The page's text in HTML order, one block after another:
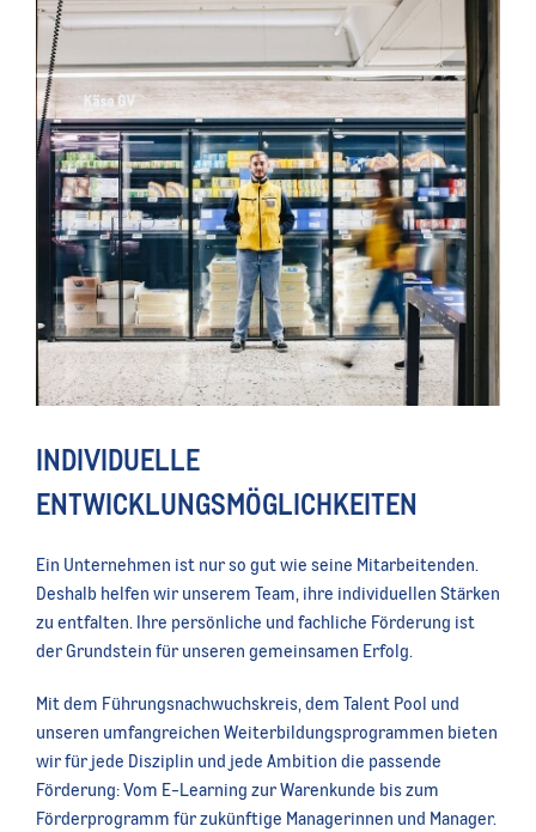
INDIVIDUELLE
ENTWICKLUNGSMÖGLICHKEITEN
Ein Unternehmen ist nur so gut wie seine Mitarbeitenden.
Deshalb helfen wir unserem Team, ihre individuellen Stärken
zu entfalten. Ihre persönliche und fachliche Förderung ist
der Grundstein für unseren gemeinsamen Erfolg.
Mit dem Führungsnachwuchskreis, dem Talent Pool und
unseren umfangreichen Weiterbildungsprogrammen bieten
wir für jede Disziplin und jede Ambition die passende
Förderung: Vom E-Learning zur Warenkunde bis zum
Förderprogramm für zukünftige Managerinnen und Manager.